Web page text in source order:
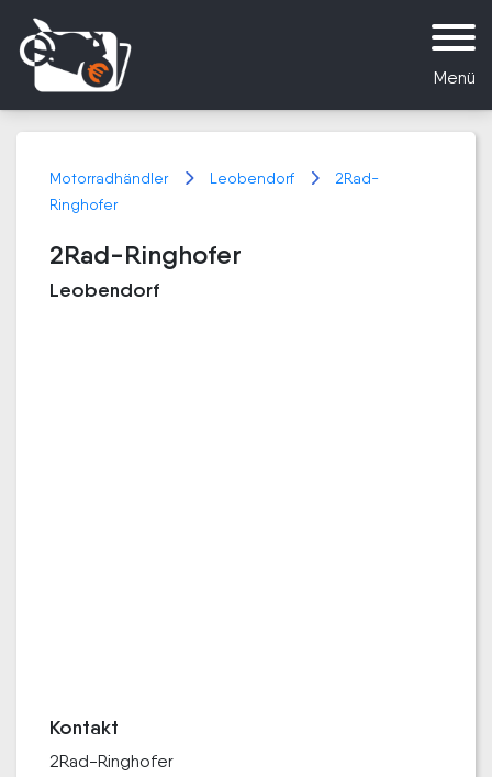
Menü
Motorradhändler Leobendorf
2Rad-
Ringhofer
2Rad-Ringhofer
Leobendorf
Kontakt
2Rad-Ringhofer